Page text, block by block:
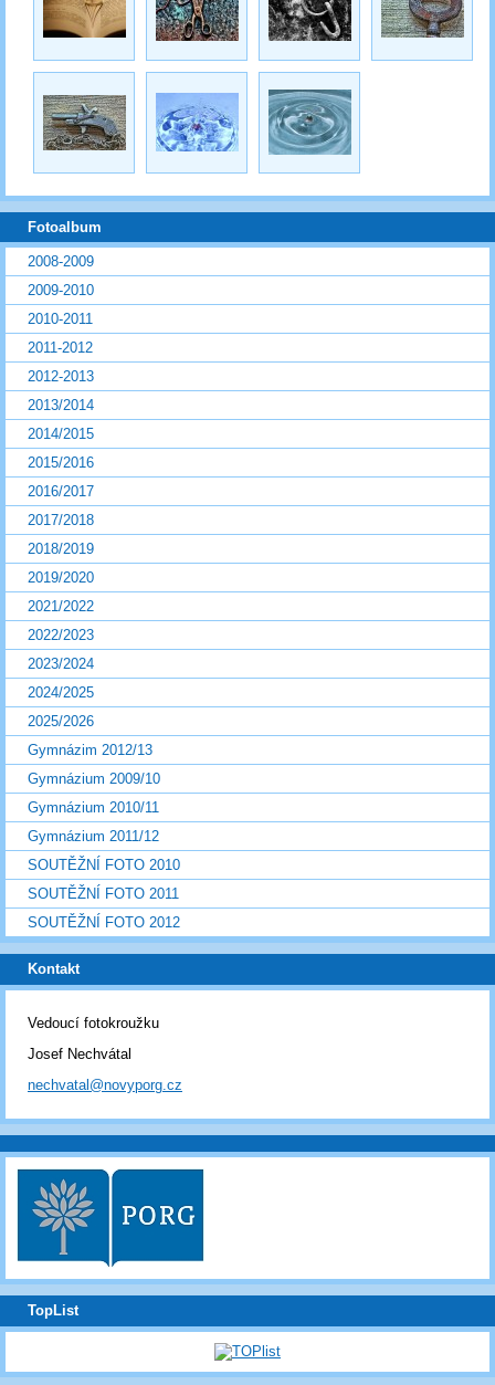
Fotoalbum
2008-2009
2009-2010
2010-2011
2011-2012
2012-2013
2013/2014
2014/2015
2015/2016
2016/2017
2017/2018
2018/2019
2019/2020
2021/2022
2022/2023
2023/2024
2024/2025
2025/2026
Gymnázim 2012/13
Gymnázium 2009/10
Gymnázium 2010/11
Gymnázium 2011/12
SOUTĚŽNÍ FOTO 2010
SOUTĚŽNÍ FOTO 2011
SOUTĚŽNÍ FOTO 2012
Kontakt
Vedoucí fotokroužku
Josef Nechvátal
nechvatal@novyporg.cz
TopList